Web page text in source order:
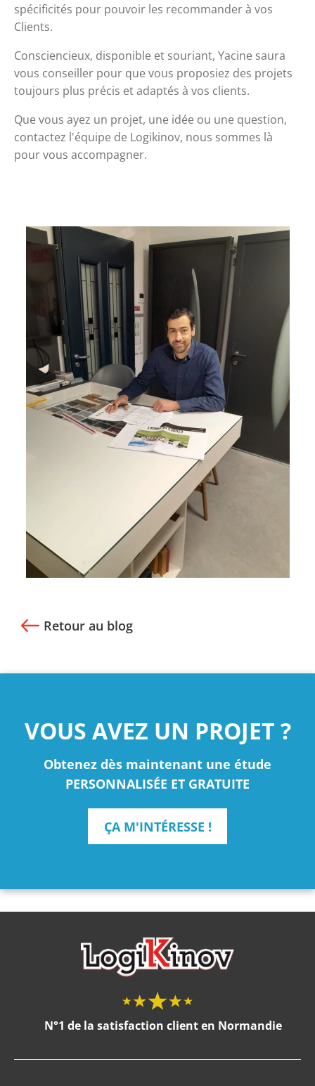
spécificités pour pouvoir les recommander à vos
Clients.
Consciencieux, disponible et souriant, Yacine saura
vous conseiller pour que vous proposiez des projets
toujours plus précis et adaptés à vos clients.
Que vous ayez un projet, une idée ou une question,
contactez l'équipe de Logikinov, nous sommes là
pour vous accompagner.
Retour au blog
VOUS AVEZ UN PROJET ?
Obtenez dès maintenant une étude
PERSONNALISÉE ET GRATUITE
ÇA M'INTÉRESSE !
N°1 de la satisfaction client en Normandie